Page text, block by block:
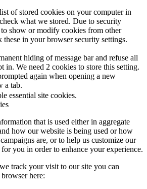
of stored cookies on your computer in
what we stored. Due to security
to show or modify cookies from other
these in your browser security settings.
hiding of message bar and refuse all
in. We need 2 cookies to store this setting.
again when opening a new
a tab.
essential site cookies.
that is used either in aggregate
how our website is being used or how
are, or to help us customize our
you in order to enhance your experience.
track your visit to our site you can
here: